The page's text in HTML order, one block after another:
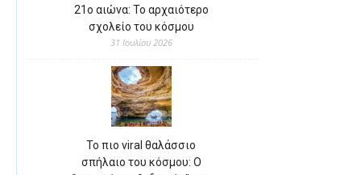
21ο αιώνα: Το αρχαιότερο
σχολείο του κόσμου
31 Ιουλίου 2026
Το πιο viral θαλάσσιο
σπήλαιο του κόσμου: Ο